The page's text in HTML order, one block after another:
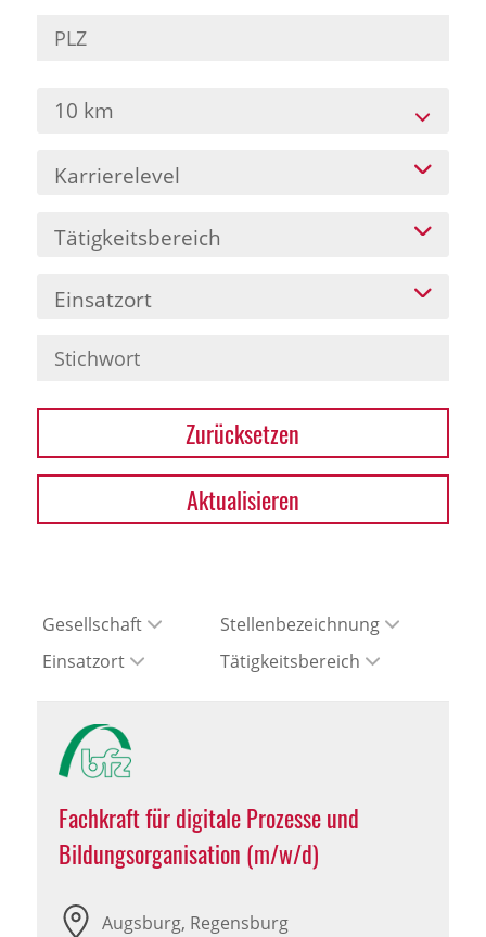
Presse
News Archiv
10 km
Karrierelevel
Tätigkeitsbereich
Einsatzort
Zurücksetzen
Aktualisieren
Gesellschaft
Stellenbezeichnung
Einsatzort
Tätigkeitsbereich
Fachkraft für digitale Prozesse und
Bildungsorganisation (m/w/d)
Augsburg, Regensburg